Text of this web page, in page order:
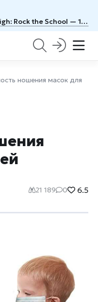
Цена и дата выхода Agefield High: Rock the School — 1100 рублей и 12 августа
ношения масок для
21 189 0 6.5